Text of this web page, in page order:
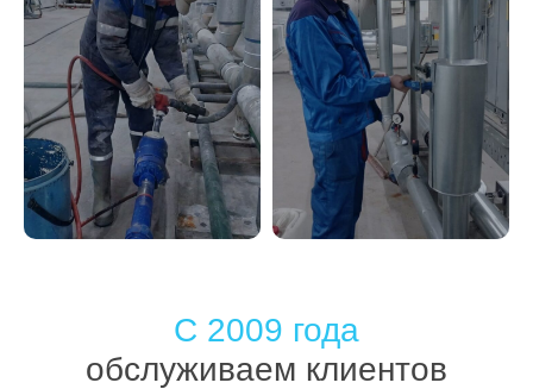
С 2009 года
обслуживаем клиентов